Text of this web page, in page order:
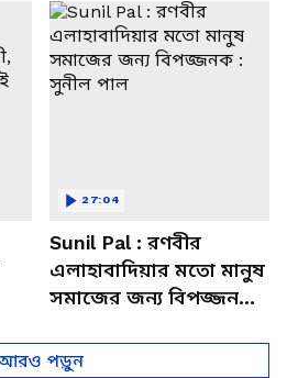
Sunil Pal : রণবীর
এলাহাবাদিয়ার মতো মানুষ
সমাজের জন্য বিপজ্জনক :
27:04
পড়ুন